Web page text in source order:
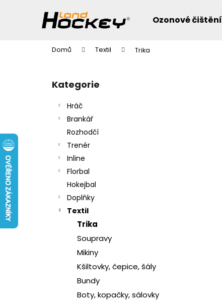
Ozonové čištění
Domů Textil Trika
Přeskočit
kategorie
Kategorie
Hráč
Brankář
Rozhodčí
Trenér
Inline
Florbal
Hokejbal
Doplňky
Textil
Trika
Soupravy
Mikiny
Kšiltovky, čepice, šály
Bundy
Boty, kopačky, sálovky
Zpět
obchodu
Zpět
obchodu